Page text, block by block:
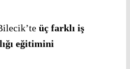
üç farklı iş
eğitimini